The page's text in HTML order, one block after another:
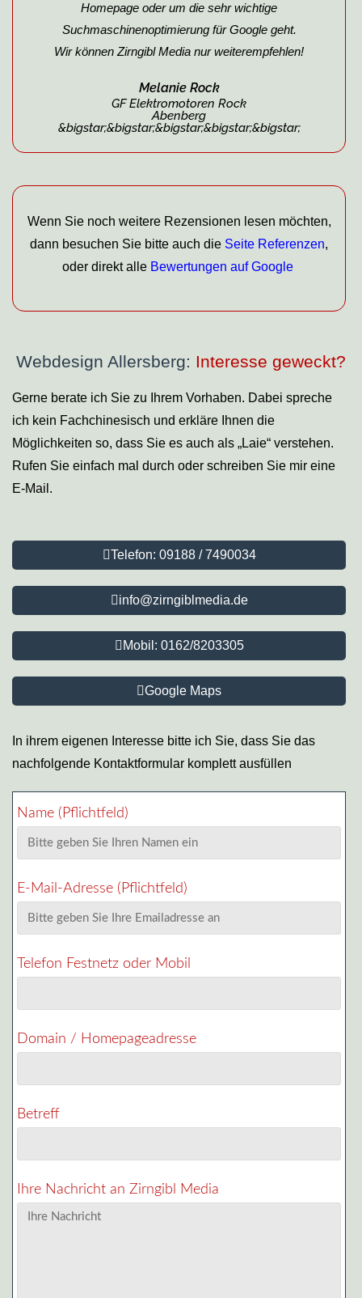
Homepage oder um die sehr wichtige
Suchmaschinenoptimierung für Google geht.
Wir können Zirngibl Media nur weiterempfehlen!
Melanie Rock
GF Elektromotoren Rock
Abenberg
&bigstar;&bigstar;&bigstar;&bigstar;&bigstar;
Wenn Sie noch weitere Rezen­sionen lesen möchten,
dann besuchen Sie bitte auch die Seite Referenzen,
oder direkt alle Bewertungen auf Google
Webdesign Allersberg: Interesse geweckt?
Gerne berate ich Sie zu Ihrem Vorhaben. Dabei spreche
ich kein Fachchinesisch und erkläre Ihnen die
Möglichkeiten so, dass Sie es auch als „Laie“ verstehen.
Rufen Sie einfach mal durch oder schreiben Sie mir eine
E-Mail.
Telefon: 09188 / 7490034
info@zirngiblmedia.de
Mobil: 0162/8203305
Google Maps
In ihrem eigenen Interesse bitte ich Sie, dass Sie das
nachfolgende Kontaktformular komplett ausfüllen
Name (Pflichtfeld)
E-Mail-Adresse (Pflichtfeld)
Telefon Festnetz oder Mobil
Domain / Homepageadresse
Betreff
Ihre Nachricht an Zirngibl Media